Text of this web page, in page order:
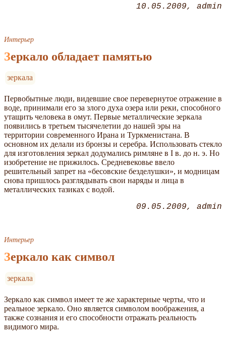
10.05.2009 admin
Интерьер
Зеркало обладает памятью
зеркала
Первобытные люди, видевшие свое перевернутое отражение в
воде, принимали его за злого духа озера или реки, способного
утащить человека в омут. Первые металлические зеркала
появились в третьем тысячелетии до нашей эры на
территории современного Ирана и Туркменистана. В
основном их делали из бронзы и серебра. Использовать стекло
для изготовления зеркал додумались римляне в I в. до н. э. Но
изобретение не прижилось. Средневековье ввело
решительный запрет на «бесовские безделушки», и модницам
снова пришлось разглядывать свои наряды и лица в
металлических тазиках с водой.
09.05.2009 admin
Интерьер
Зеркало как символ
зеркала
Зеркало как символ имеет те же характерные черты, что и
реальное зеркало. Оно является символом воображения, а
также сознания и его способности отражать реальность
видимого мира.